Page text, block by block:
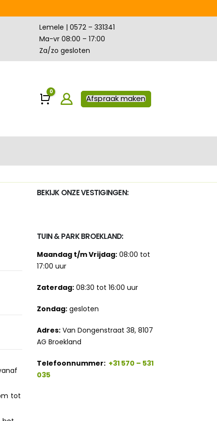
Lemele | 0572 – 331341
Ma-vr 08:00 – 17:00
Za/zo gesloten
Winkelwagen
0
Afspraak maken
tot
BEKIJK ONZE VESTIGINGEN:
TUIN & PARK BROEKLAND:
Maandag t/m Vrijdag: 08:00 tot
17:00 uur
Zaterdag: 08:30 tot 16:00 uur
Zondag: gesloten
Adres: Van Dongenstraat 38, 8107
AG Broekland
Telefoonnummer: +31 570 – 531
035